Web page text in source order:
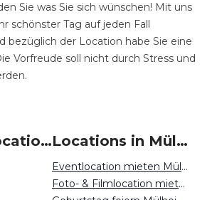
Sie was Sie sich wünschen! Mit uns
schönster Tag auf jeden Fall
bezüglich der Location habe Sie eine
Vorfreude soll nicht durch Stress und
hochzeitslocation um Mülheim an der Ruhr Locations in Mülheim an der Ruhr mieten
Eventlocation mieten Mülheim an der Ruhr
Foto- & Filmlocation mieten Mülheim an der Ruhr